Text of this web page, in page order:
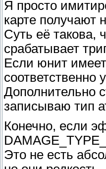
bj_lastAttackType =
}
Я просто
карте получают
Суть её такова,
срабатывает
Если юнит имеет
соответственно
Дополнительно
записываю тип
Конечно, если
Это не есть